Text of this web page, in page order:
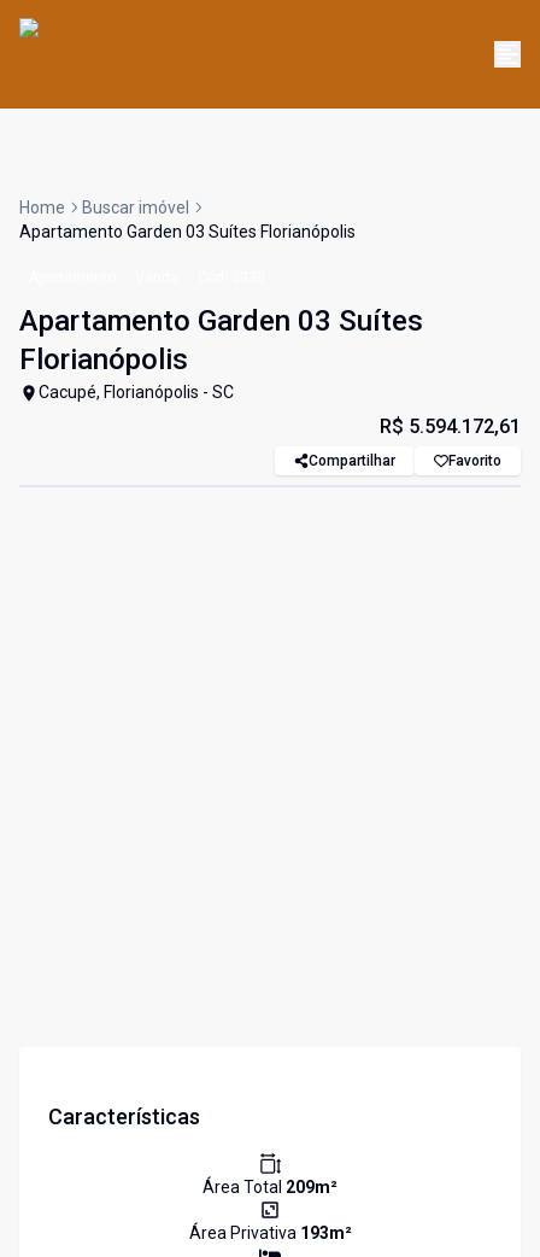
Home
Buscar imóvel
Apartamento Garden 03 Suítes Florianópolis
Apartamento Garden 03 Suítes
Florianópolis
Cacupé, Florianópolis - SC
R$ 5.594.172,61
Compartilhar Favorito
Características
Área Total 209m²
Área Privativa 193m²